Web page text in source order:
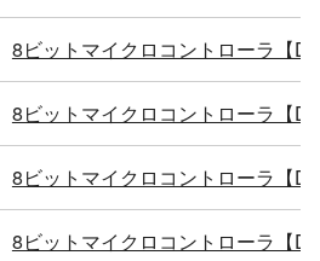
8ビットマイクロコントローラ【
8ビットマイクロコントローラ【
8ビットマイクロコントローラ【
8ビットマイクロコントローラ【